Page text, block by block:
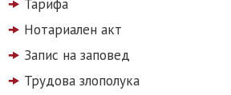
Тарифа
Нотариален акт
Запис на заповед
Трудова злополука